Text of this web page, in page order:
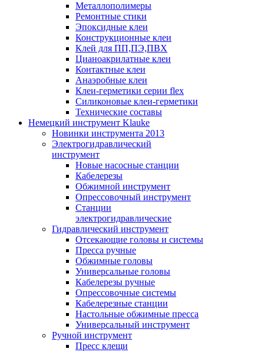
Металлополимеры
Ремонтные стики
Эпоксидные клеи
Конструкционные клеи
Клей для ПП,ПЭ,ПВХ
Цианоакрилатные клеи
Контактные клеи
Анаэробные клеи
Клеи-герметики серии flex
Силиконовые клеи-герметики
Технические составы
Немецкий инструмент Klauke
Новинки инструмента 2013
Электрогидравлический
инструмент
Новые насосные станции
Кабелерезы
Обжимной инструмент
Опрессовочный инструмент
Станции
электрогидравлические
Гидравлический инструмент
Отсекающие головы и системы
Пресса ручные
Обжимные головы
Универсальные головы
Кабелерезы ручные
Опрессовочные системы
Кабелерезные станции
Настольные обжимные пресса
Универсальный инструмент
Ручной инструмент
Пресс клещи